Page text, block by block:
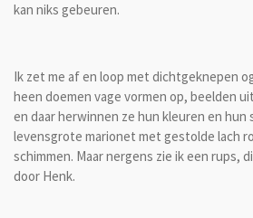
kan niks gebeuren.
Ik zet me af en loop met dichtgeknepen
heen doemen vage vormen op, beelden
en daar herwinnen ze hun kleuren en hun
levensgrote marionet met gestolde lach
schimmen. Maar nergens zie ik een rups,
door Henk.